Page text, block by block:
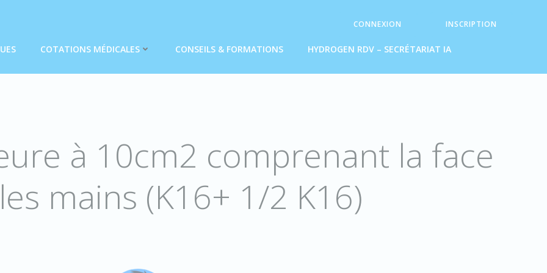
CONNEXION INSCRIPTION
COTATIONS MÉDICALES CONSEILS & FORMATIONS HYDROGEN RDV – SECRÉTARIAT IA
à 10cm2 comprenant la face
mains (K16+ 1/2 K16)